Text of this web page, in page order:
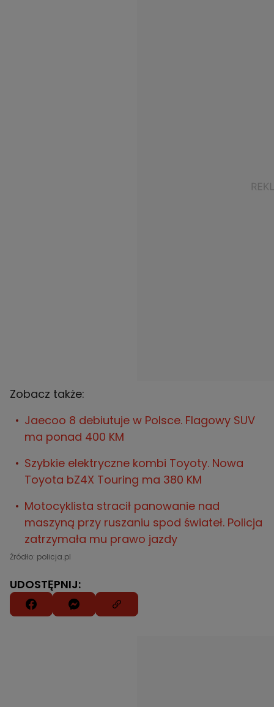
Zobacz także:
Jaecoo 8 debiutuje w Polsce. Flagowy SUV
ma ponad 400 KM
Szybkie elektryczne kombi Toyoty. Nowa
Toyota bZ4X Touring ma 380 KM
Motocyklista stracił panowanie nad
maszyną przy ruszaniu spod świateł. Policja
zatrzymała mu prawo jazdy
Źródło: policja.pl
UDOSTĘPNIJ: